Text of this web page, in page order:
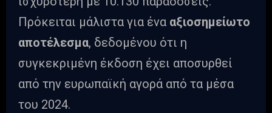
Πρόκειται μάλιστα για ένα αξιοσημείωτο
αποτέλεσμα, δεδομένου ότι η
συγκεκριμένη έκδοση έχει αποσυρθεί
από την ευρωπαϊκή αγορά από τα μέσα
του 2024.